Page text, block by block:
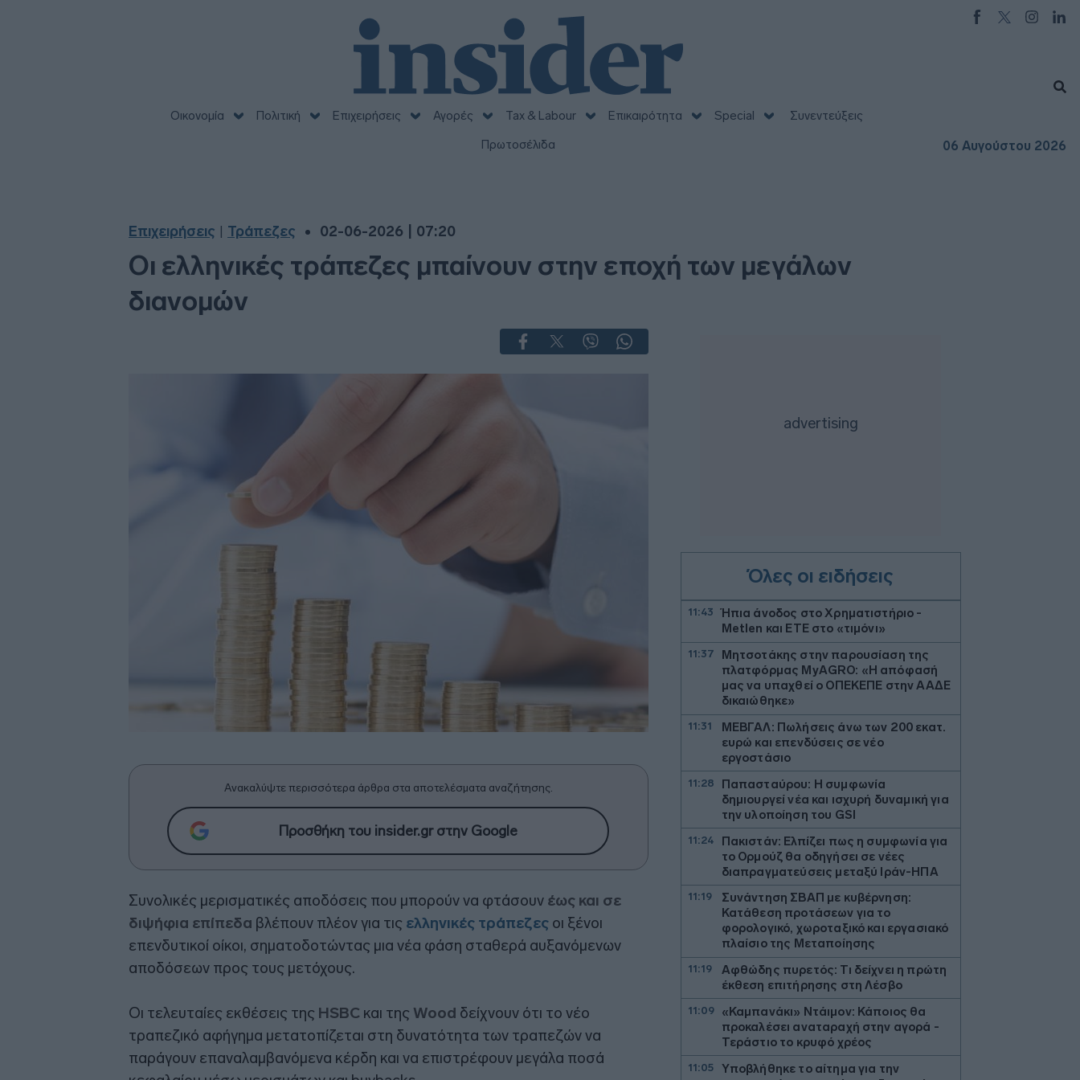
Οικονομία Πολιτική Επιχειρήσεις Αγορές Tax & Labour Επικαιρότητα Special
Συνεντεύξεις
Πρωτοσέλιδα
06 Αυγούστου 2026
Επιχειρήσεις Τράπεζες 02-06-2026 | 07:20
Οι ελληνικές τράπεζες μπαίνουν στην εποχή των μεγάλων
διανομών
Ανακαλύψτε περισσότερα άρθρα στα αποτελέσματα αναζήτησης.
Προσθήκη του insider.gr στην Google
Συνολικές μερισματικές αποδόσεις που μπορούν να φτάσουν έως και σε
διψήφια επίπεδα βλέπουν πλέον για τις ελληνικές τράπεζες οι ξένοι
επενδυτικοί οίκοι, σηματοδοτώντας μια νέα φάση σταθερά αυξανόμενων
αποδόσεων προς τους μετόχους.
Οι τελευταίες εκθέσεις της HSBC και της Wood δείχνουν ότι το νέο
τραπεζικό αφήγημα μετατοπίζεται στη δυνατότητα των τραπεζών να
παράγουν επαναλαμβανόμενα κέρδη και να επιστρέφουν μεγάλα ποσά
Όλες οι ειδήσεις
11:43
Ήπια άνοδος στο Χρηματιστήριο -
Metlen και ΕΤΕ στο «τιμόνι»
11:37
Μητσοτάκης στην παρουσίαση της
πλατφόρμας ΜyAGRO: «Η απόφασή
μας να υπαχθεί ο ΟΠΕΚΕΠΕ στην ΑΑΔΕ
δικαιώθηκε»
11:31
ΜΕΒΓΑΛ: Πωλήσεις άνω των 200 εκατ.
ευρώ και επενδύσεις σε νέο
εργοστάσιο
11:28
Παπασταύρου: Η συμφωνία
δημιουργεί νέα και ισχυρή δυναμική για
την υλοποίηση του GSI
11:24
Πακιστάν: Ελπίζει πως η συμφωνία για
το Ορμούζ θα οδηγήσει σε νέες
διαπραγματεύσεις μεταξύ Ιράν-ΗΠΑ
11:19
Συνάντηση ΣΒΑΠ με κυβέρνηση:
Κατάθεση προτάσεων για το
φορολογικό, χωροταξικό και εργασιακό
πλαίσιο της Μεταποίησης
11:19
Αφθώδης πυρετός: Τι δείχνει η πρώτη
έκθεση επιτήρησης στη Λέσβο
11:09
«Καμπανάκι» Ντάιμον: Κάποιος θα
προκαλέσει αναταραχή στην αγορά -
Τεράστιο το κρυφό χρέος
11:05
Υποβλήθηκε το αίτημα για την